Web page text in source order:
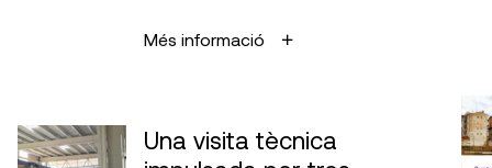
Més informació
Una visita tècnica